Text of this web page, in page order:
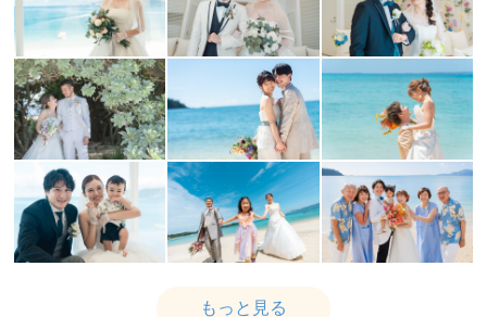
もっと見る